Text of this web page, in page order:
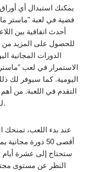
يمكنك استبدال أي
فضية في لعبة "ماستر
أحدث اتفاقية بين
للحصول على المزيد من
الدورات المجانية
الاستمرار في لعب "ماستر
اليومية. كما سيوفر لك
التقدم في اللعبة. من
لك التقدم، ويمكنك أيضًا الفوز بالمحترفين.
عند بدء اللعب،
أقصى 50 دورة
ستحتاج إلى عشرة
النظر عن مستوى